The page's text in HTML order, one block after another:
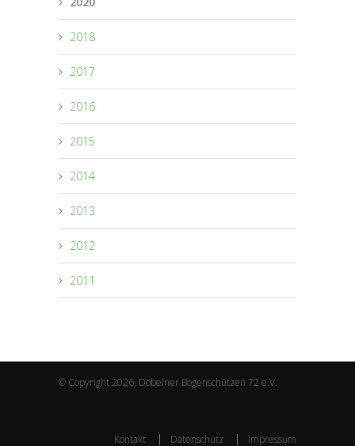
2018
2017
2016
2015
2014
2013
2012
2011
© Copyright 2026, Döbelner Bogenschützen 72 e.V.
Kontakt Datenschutz Impressum